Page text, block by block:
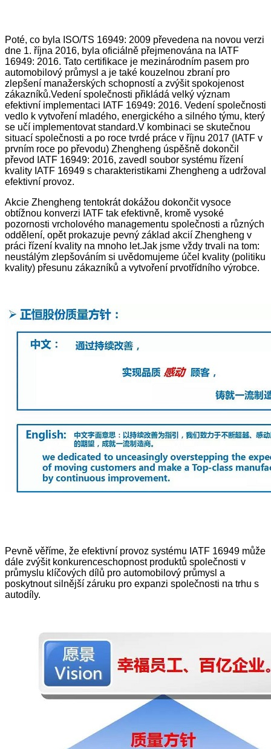
Poté, co byla ISO/TS 16949: 2009 převedena na novou verzi
dne 1. října 2016, byla oficiálně přejmenována na IATF
16949: 2016. Tato certifikace je mezinárodním pasem pro
automobilový průmysl a je také kouzelnou zbraní pro
zlepšení manažerských schopností a zvýšit spokojenost
zákazníků.Vedení společnosti přikládá velký význam
efektivní implementaci IATF 16949: 2016. Vedení společnosti
vedlo k vytvoření mladého, energického a silného týmu, který
se učí implementovat standard.V kombinaci se skutečnou
situací společnosti a po roce tvrdé práce v říjnu 2017 (IATF v
prvním roce po převodu) Zhengheng úspěšně dokončil
převod IATF 16949: 2016, zavedl soubor systému řízení
kvality IATF 16949 s charakteristikami Zhengheng a udržoval
efektivní provoz.
Akcie Zhengheng tentokrát dokážou dokončit vysoce
obtížnou konverzi IATF tak efektivně, kromě vysoké
pozornosti vrcholového managementu společnosti a různých
oddělení, opět prokazuje pevný základ akcií Zhengheng v
práci řízení kvality na mnoho let.Jak jsme vždy trvali na tom:
neustálým zlepšováním si uvědomujeme účel kvality (politiku
kvality) přesunu zákazníků a vytvoření prvotřídního výrobce.
Pevně ​​věříme, že efektivní provoz systému IATF 16949 může
dále zvýšit konkurenceschopnost produktů společnosti v
průmyslu klíčových dílů pro automobilový průmysl a
poskytnout silnější záruku pro expanzi společnosti na trhu s
autodíly.